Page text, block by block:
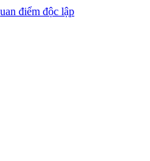
điểm độc lập